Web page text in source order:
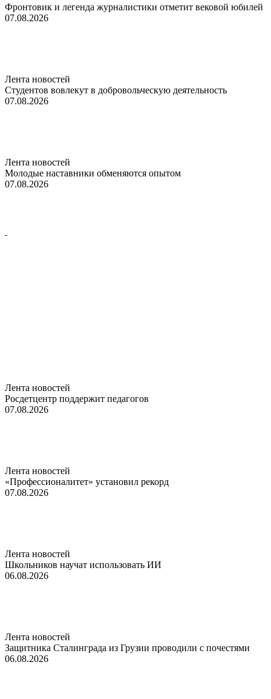
Фронтовик и легенда журналистики отметит вековой юбилей
07.08.2026
Лента новостей
Студентов вовлекут в добровольческую деятельность
07.08.2026
Лента новостей
Молодые наставники обменяются опытом
07.08.2026
Лента новостей
Росдетцентр поддержит педагогов
07.08.2026
Лента новостей
«Профессионалитет» установил рекорд
07.08.2026
Лента новостей
Школьников научат использовать ИИ
06.08.2026
Лента новостей
Защитника Сталинграда из Грузии проводили с почестями
06.08.2026